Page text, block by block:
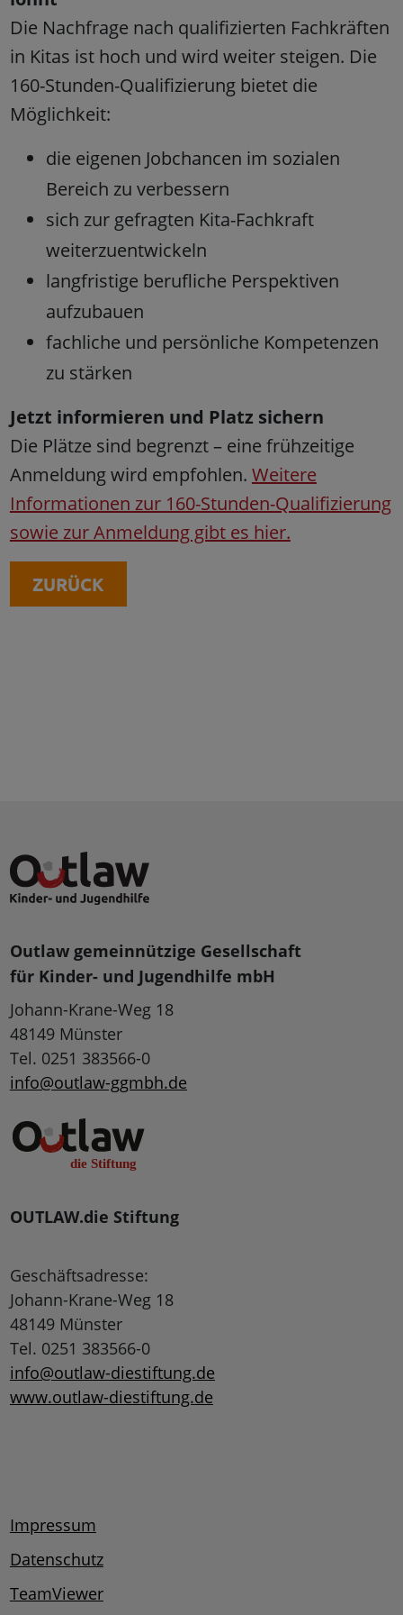
Die Nachfrage nach qualifizierten Fachkräften
in Kitas ist hoch und wird weiter steigen. Die
160-Stunden-Qualifizierung bietet die
Möglichkeit:
die eigenen Jobchancen im sozialen
Bereich zu verbessern
sich zur gefragten Kita-Fachkraft
weiterzuentwickeln
langfristige berufliche Perspektiven
aufzubauen
fachliche und persönliche Kompetenzen
zu stärken
Jetzt informieren und Platz sichern
Die Plätze sind begrenzt – eine frühzeitige
Anmeldung wird empfohlen. Weitere
Informationen zur 160-Stunden-Qualifizierung
sowie zur Anmeldung gibt es hier.
ZURÜCK
Outlaw gemeinnützige Gesellschaft
für Kinder- und Jugendhilfe mbH
Johann-Krane-Weg 18
48149 Münster
Tel. 0251 383566-0
info@outlaw-ggmbh.de
OUTLAW.die Stiftung
Geschäftsadresse:
Johann-Krane-Weg 18
48149 Münster
Tel. 0251 383566-0
info@outlaw-diestiftung.de
www.outlaw-diestiftung.de
Impressum
Datenschutz
TeamViewer